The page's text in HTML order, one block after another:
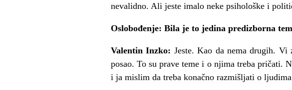
nevalidno. Ali jeste imalo neke psihološke i
Oslobođenje: Bila je to jedina predizborna
Valentin Inzko: Jeste. Kao da nema drugih.
posao. To su prave teme i o njima treba pričati.
i ja mislim da treba konačno razmišljati o